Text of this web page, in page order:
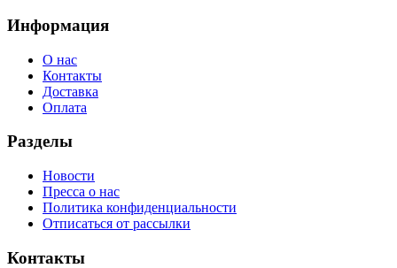
Информация
О нас
Контакты
Доставка
Оплата
Разделы
Новости
Пресса о нас
Политика конфиденциальности
Отписаться от рассылки
Контакты